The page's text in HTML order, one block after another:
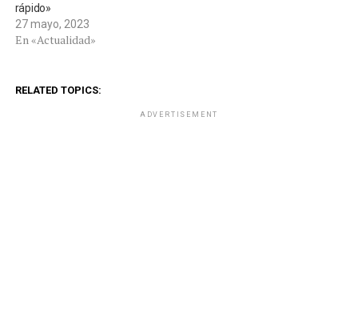
rápido»
27 mayo, 2023
En «Actualidad»
RELATED TOPICS:
ADVERTISEMENT